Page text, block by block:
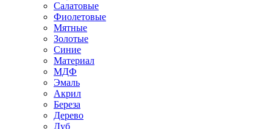
Салатовые
Фиолетовые
Мятные
Золотые
Синие
Материал
МДФ
Эмаль
Акрил
Береза
Дерево
Дуб